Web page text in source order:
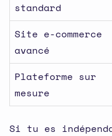
standard
Site e-commerce
avancé
Plateforme sur
mesure
Si tu es